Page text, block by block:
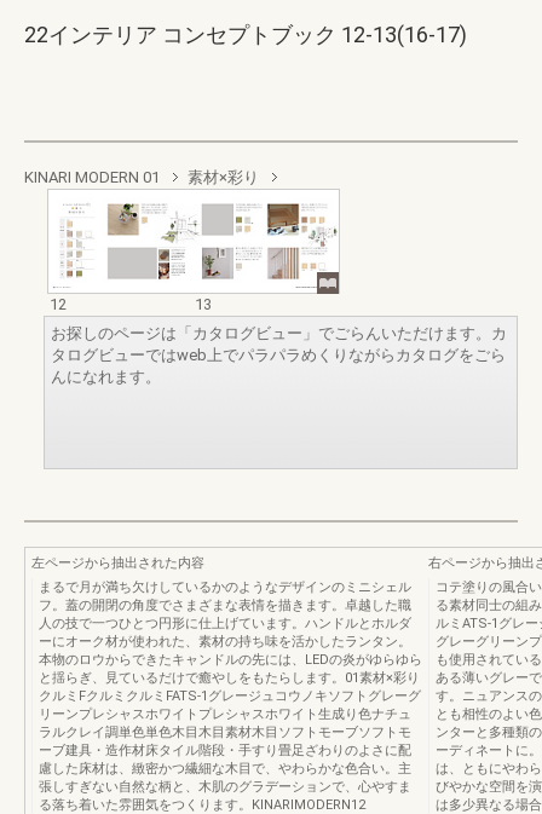
22インテリア コンセプトブック 12-13(16-17)
KINARI MODERN 01 素材×彩り
12
13
お探しのページは「カタログビュー」でごらんいただけます。カ
タログビューではweb上でパラパラめくりながらカタログをごら
んになれます。
左ページから抽出された内容
まるで月が満ち欠けしているかのようなデザインのミニシェル
フ。蓋の開閉の角度でさまざまな表情を描きます。卓越した職
人の技で一つひとつ円形に仕上げています。ハンドルとホルダ
ーにオーク材が使われた、素材の持ち味を活かしたランタン。
本物のロウからできたキャンドルの先には、LEDの炎がゆらゆら
と揺らぎ、見ているだけで癒やしをもたらします。01素材×彩り
クルミFクルミクルミFATS-1グレージュコウノキソフトグレーグ
リーンプレシャスホワイトプレシャスホワイト生成り色ナチュ
ラルクレイ調単色単色木目木目素材木目ソフトモーブソフトモ
ーブ建具・造作材床タイル階段・手すり畳足ざわりのよさに配
慮した床材は、緻密かつ繊細な木目で、やわらかな色合い。主
張しすぎない自然な柄と、木肌のグラデーションで、心やすま
る落ち着いた雰囲気をつくります。KINARIMODERN12
右ページから抽出
コテ塗りの風合
る素材同士の組
ルミATS-1グレ
グレーグリーン
も使用されてい
ある薄いグレー
す。ニュアンス
とも相性のよい
ンターと多種類
ーディネートに
は、ともにやわ
びやかな空間を
は多少異なる場